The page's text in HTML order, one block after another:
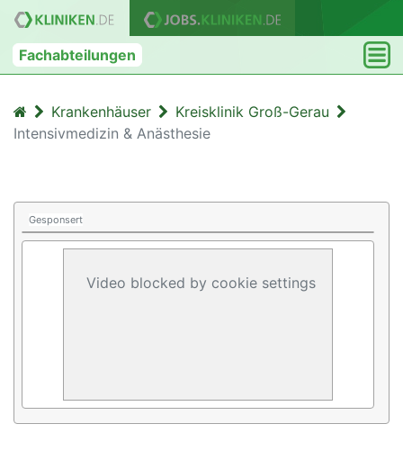
Fachabteilungen
Krankenhäuser
Kreisklinik Groß-Gerau
Intensivmedizin & Anästhesie
Gesponsert
Video blocked by cookie settings